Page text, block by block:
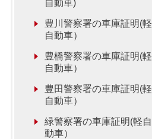
自動車)
豊川警察署の車庫証明(軽
自動車）
豊橋警察署の車庫証明(軽
自動車）
豊田警察署の車庫証明(軽
自動車）
緑警察署の車庫証明(軽自
動車）